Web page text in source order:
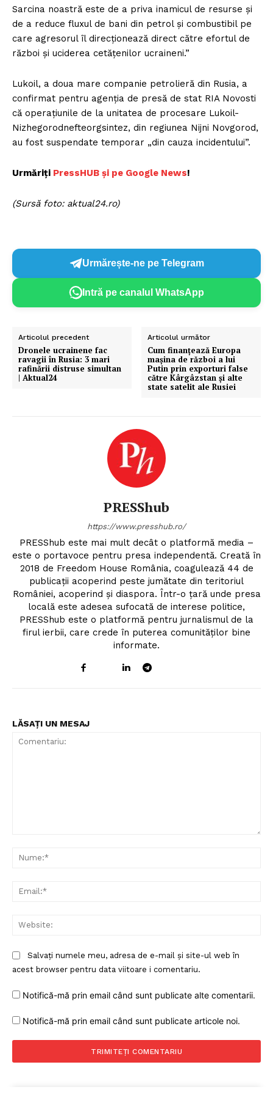
Sarcina noastră este de a priva inamicul de resurse și
de a reduce fluxul de bani din petrol și combustibil pe
care agresorul îl direcționează direct către efortul de
război și uciderea cetățenilor ucraineni.”
Lukoil, a doua mare companie petrolieră din Rusia, a
confirmat pentru agenția de presă de stat RIA Novosti
că operațiunile de la unitatea de procesare Lukoil-
Nizhegorodnefteorgsintez, din regiunea Nijni Novgorod,
au fost suspendate temporar „din cauza incidentului”.
Urmăriți PressHUB și pe Google News!
(Sursă foto: aktual24.ro)
Urmărește-ne pe Telegram
Intră pe canalul WhatsApp
Articolul precedent
Dronele ucrainene fac
ravagii în Rusia: 3 mari
rafinării distruse simultan
| Aktual24
Articolul următor
Cum finanțează Europa
mașina de război a lui
Putin prin exporturi false
către Kârgâzstan și alte
state satelit ale Rusiei
PRESShub
https://www.presshub.ro/
PRESShub este mai mult decât o platformă media –
este o portavoce pentru presa independentă. Creată în
2018 de Freedom House România, coagulează 44 de
publicații acoperind peste jumătate din teritoriul
României, acoperind și diaspora. Într-o țară unde presa
locală este adesea sufocată de interese politice,
PRESShub este o platformă pentru jurnalismul de la
firul ierbii, care crede în puterea comunităților bine
informate.
LĂSAȚI UN MESAJ
Salvați numele meu, adresa de e-mail și site-ul web în
acest browser pentru data viitoare i comentariu.
Notifică-mă prin email când sunt publicate alte comentarii.
Notifică-mă prin email când sunt publicate articole noi.